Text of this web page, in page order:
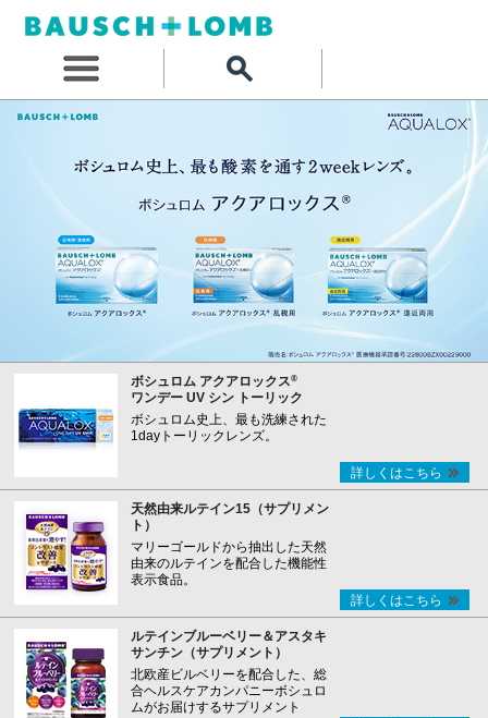
ボシュロム アクアロックス®
ワンデー UV シン トーリック
ボシュロム史上、最も洗練された
1dayトーリックレンズ。
詳しくはこちら
天然由来ルテイン15（サプリメン
ト）
マリーゴールドから抽出した天然
由来のルテインを配合した機能性
表示食品。
詳しくはこちら
ルテインブルーベリー＆アスタキ
サンチン（サプリメント）
北欧産ビルベリーを配合した、総
合ヘルスケアカンパニーボシュロ
ムがお届けするサプリメント